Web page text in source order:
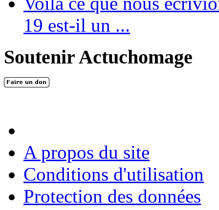
19 est-il un ...
Soutenir Actuchomage
A propos du site
Conditions d'utilisation
Protection des données